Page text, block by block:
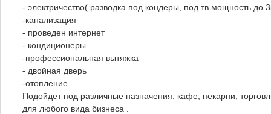
- электричество( разводка под кондеры, под тв мощность до
-канализация
- проведен интернет
- кондиционеры
-профессиональная вытяжка
- двойная дверь
-отопление
Подойдет под различные назначения: кафе, пекарни,
для любого вида бизнеса .